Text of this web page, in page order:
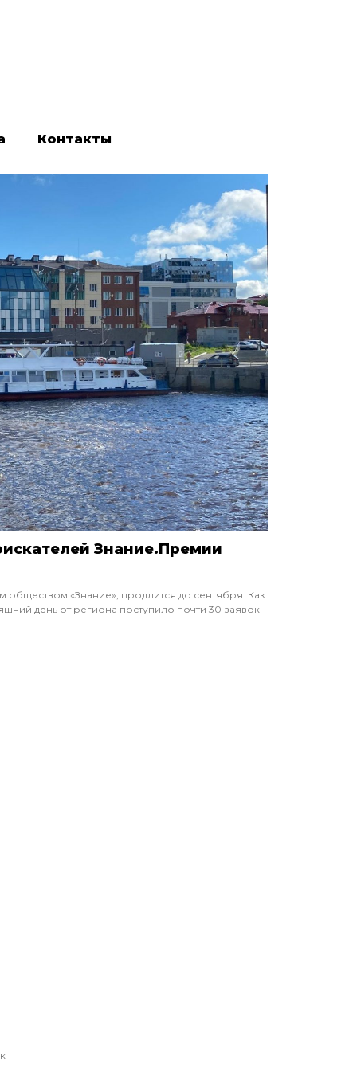
Контакты
Знание.Премии
«Знание», продлится до сентября. Как
день от региона поступило почти 30 заявок